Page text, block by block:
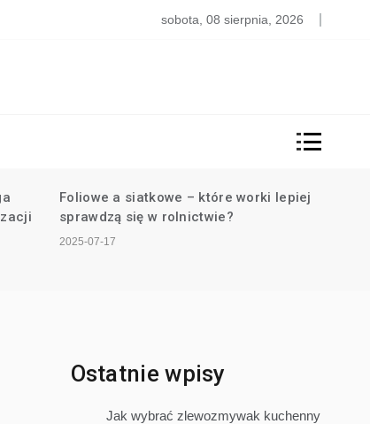
wykończenie mieszkania – kawalerki?
sobota, 08 sierpnia, 2026
Foliowe a siatkowe – które worki lepiej
sprawdzą się w rolnictwie?
2025-07-17
Ostatnie wpisy
Jak wybrać zlewozmywak kuchenny